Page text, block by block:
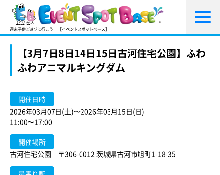
週末子供と遊びに行こう！ 【イベントスポットベース】
【3月7日8日14日15日古河住宅公園】ふわ
ふわアニマルキングダム
開催日時
2026年03月07日(土)〜2026年03月15日(日)
11:00〜17:00
開催場所
古河住宅公園 〒306-0012 茨城県古河市旭町1-18-35